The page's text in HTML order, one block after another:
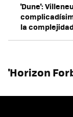
'Dune':
la
'Horizon